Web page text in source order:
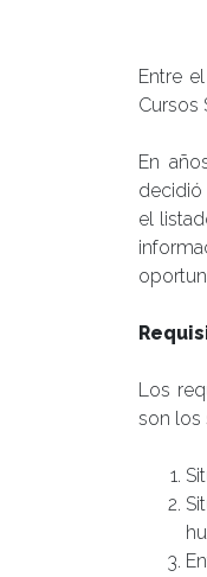
Entre
Cursos
En
decidió
el
Los
son los